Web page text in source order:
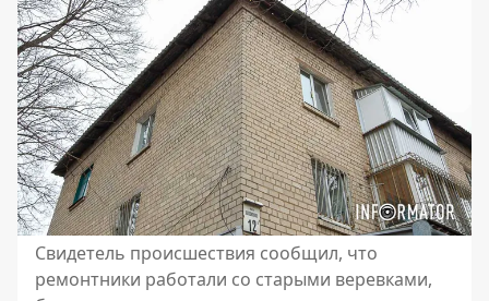
Свидетель происшествия сообщил, что
ремонтники работали со старыми веревками,